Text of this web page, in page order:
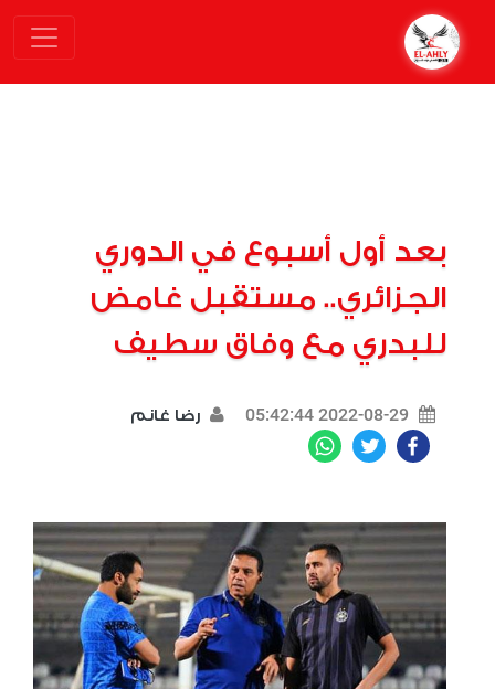
بعد أول أسبوع في الدوري
الجزائري.. مستقبل غامض
للبدري مع وفاق سطيف
2022-08-29 05:42:44 رضا غانم
Facebook
Twitter